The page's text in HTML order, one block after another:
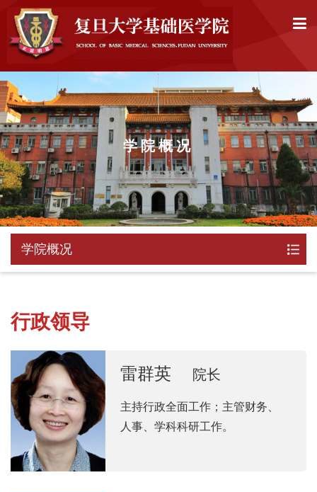
学院概况
学院概况
行政领导
雷群英 院长
主持行政全面工作；主管财务、
人事、学科科研工作。